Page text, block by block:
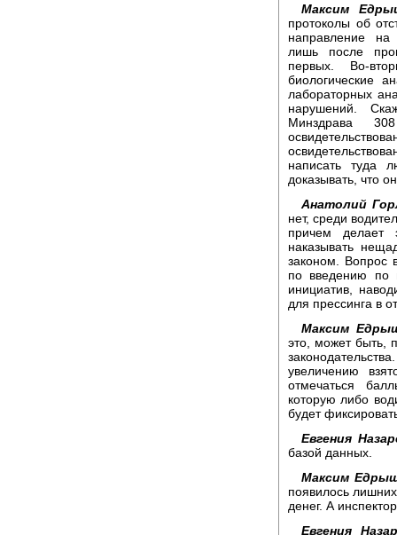
Максим
протоколы об
направление на
лишь после
первых. Во-
биологические
лабораторных
нарушений.
Минздрава
написать туда
доказывать, что
Анатолий
нет, среди
причем делает
наказывать
законом. Вопрос
по введению по
инициатив,
для прессинга в
Максим
это, может быть,
увеличению
отмечаться
которую либо
будет
Евгения
базой данных.
Максим
появилось
денег. А
Евгения